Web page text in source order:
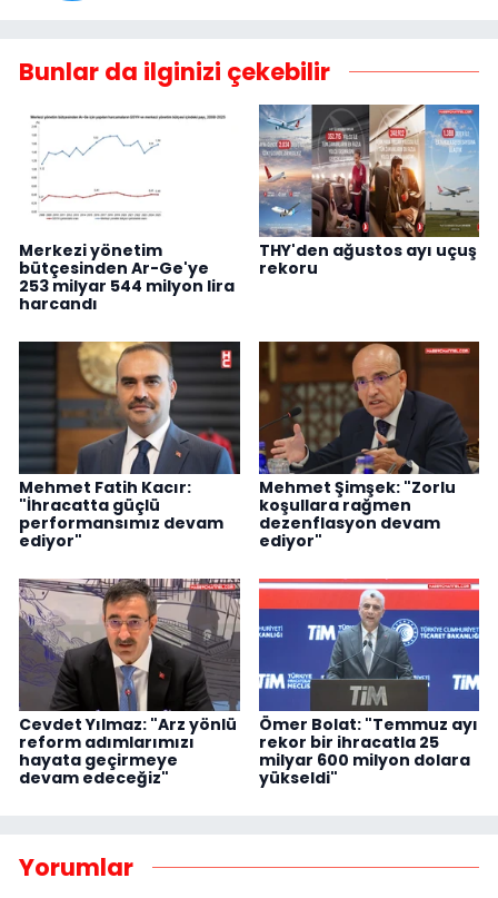
Bunlar da ilginizi çekebilir
Merkezi yönetim
bütçesinden Ar-Ge'ye
253 milyar 544 milyon lira
harcandı
THY'den ağustos ayı uçuş
rekoru
Mehmet Fatih Kacır:
"İhracatta güçlü
performansımız devam
ediyor"
Mehmet Şimşek: "Zorlu
koşullara rağmen
dezenflasyon devam
ediyor"
Cevdet Yılmaz: "Arz yönlü
reform adımlarımızı
hayata geçirmeye
devam edeceğiz"
Ömer Bolat: "Temmuz ayı
rekor bir ihracatla 25
milyar 600 milyon dolara
yükseldi"
Yorumlar